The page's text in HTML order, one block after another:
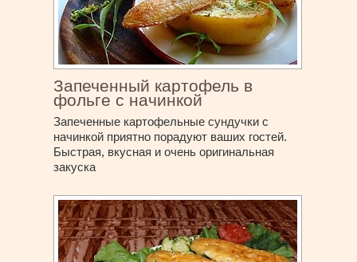
Запеченный картофель в
фольге с начинкой
Запеченные картофельные сундучки с
начинкой приятно порадуют ваших гостей.
Быстрая, вкусная и очень оригинальная
закуска